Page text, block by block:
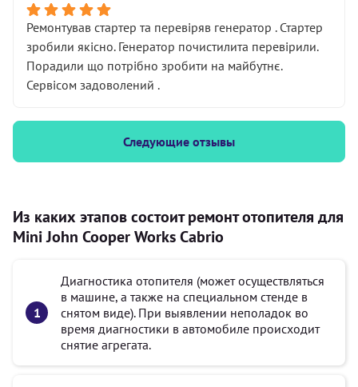
Ремонтував стартер та перевіряв генератор . Стартер
зробили якісно. Генератор почистилита перевірили.
Порадили що потрібно зробити на майбутнє.
Сервісом задоволений .
Следующие отзывы
Из каких этапов состоит ремонт отопителя для
Mini John Cooper Works Cabrio
Диагностика отопителя (может осуществляться
в машине, а также на специальном стенде в
снятом виде). При выявлении неполадок во
время диагностики в автомобиле происходит
снятие агрегата.